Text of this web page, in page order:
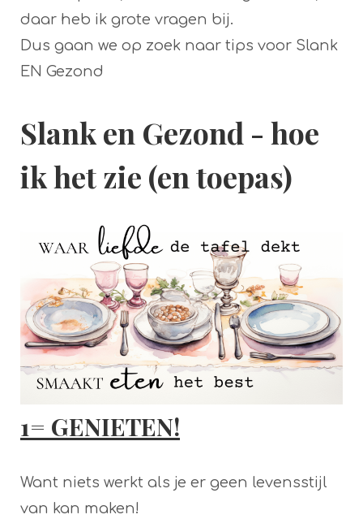
daar heb ik grote vragen bij.
Dus gaan we op zoek naar tips voor Slank
EN Gezond
Slank en Gezond - hoe
ik het zie (en toepas)
1= GENIETEN!
Want niets werkt als je er geen levensstijl
van kan maken!